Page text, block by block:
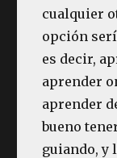
cualquier
opción
es decir,
aprender
aprender
bueno
guiando, y